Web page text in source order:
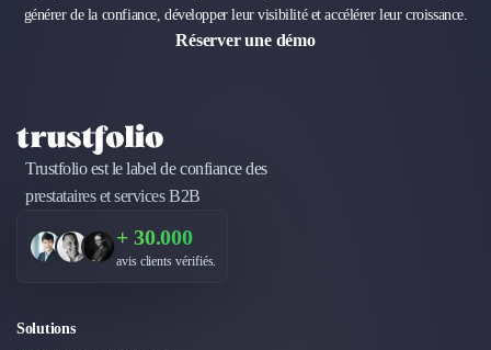
générer de la confiance, développer leur visibilité et accélérer leur croissance.
Réserver une démo
Trustfolio est le label de confiance des
prestataires et services B2B
+ 30.000
avis clients vérifiés.
Solutions